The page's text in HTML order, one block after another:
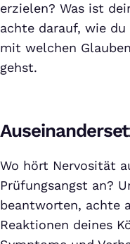
erzielen? Was ist
achte darauf, wie
mit welchen
gehst.
Wo hört Nervosität
Prüfungsangst an?
beantworten, achte
Reaktionen deines